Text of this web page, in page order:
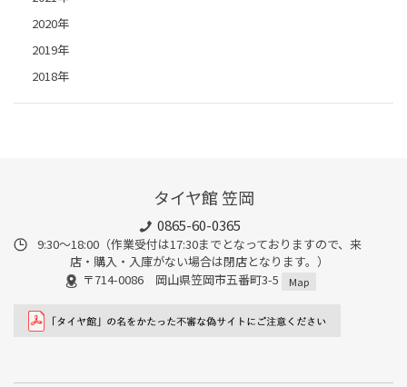
2020年
2019年
2018年
タイヤ館 笠岡
0865-60-0365
9:30～18:00（作業受付は17:30までとなっておりますので、来
店・購入・入庫がない場合は閉店となります。）
〒714-0086 岡山県笠岡市五番町3-5
Map